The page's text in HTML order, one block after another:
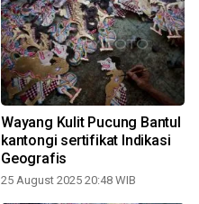
Wayang Kulit Pucung Bantul
kantongi sertifikat Indikasi
Geografis
25 August 2025 20:48 WIB